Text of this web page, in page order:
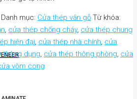
Danh mục: Cửa thép vân gỗ Từ khóa:
, cửa thép chống cháy, cửa thép chung
hiện đại, cửa thép nhà chính, cửa
thông dụng, cửa thép thông phòng, cửa
vòm cong